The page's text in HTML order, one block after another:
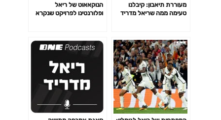
מעוררת תיאבון: קיבלנו
טעימה ממה שריאל מדריד
הנוקאאוט של ריאל
ופלורנטינו לפרויקט שנקרא